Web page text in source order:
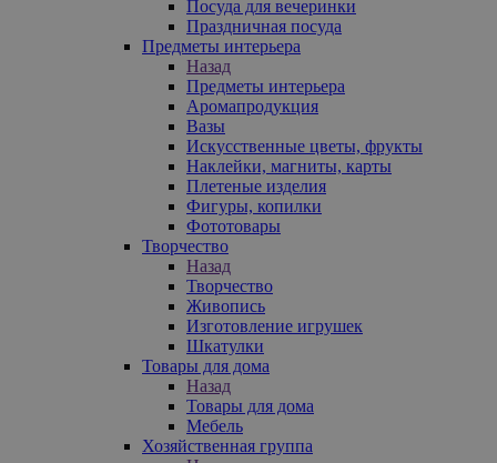
Посуда для вечеринки
Праздничная посуда
Предметы интерьера
Назад
Предметы интерьера
Аромапродукция
Вазы
Искусственные цветы, фрукты
Наклейки, магниты, карты
Плетеные изделия
Фигуры, копилки
Фототовары
Творчество
Назад
Творчество
Живопись
Изготовление игрушек
Шкатулки
Товары для дома
Назад
Товары для дома
Мебель
Хозяйственная группа